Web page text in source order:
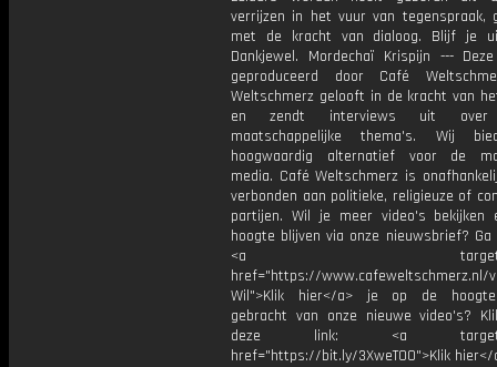
verrijzen in het vuur van tegenspraak,
met de kracht van dialoog. Blijf je
Dankjewel. Mordechaï Krispijn ---
geproduceerd door Café
Weltschmerz gelooft in de kracht van
en zendt interviews uit over
maatschappelijke thema's. Wij
hoogwaardig alternatief voor de
media. Café Weltschmerz is
verbonden aan politieke, religieuze of
partijen. Wil je meer video's bekijken
hoogte blijven via onze nieuwsbrief? Ga
<a
href="https://www.cafeweltschmerz.nl/
Wil">Klik hier</a> je op de
gebracht van onze nieuwe video's?
deze link: <a
href="https://bit.ly/3XweTO0">Klik hier</